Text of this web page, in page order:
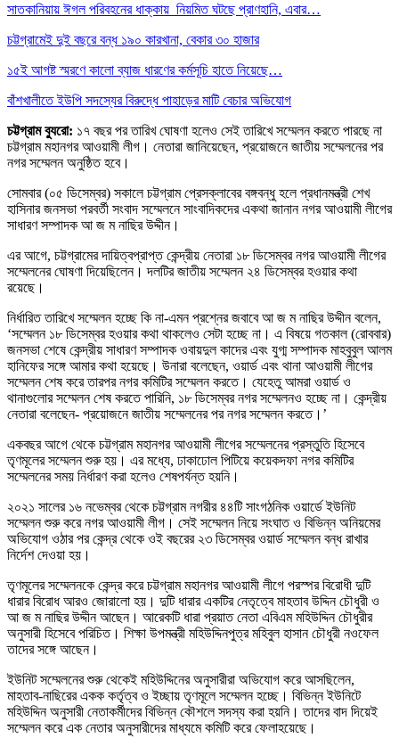
সাতকানিয়ায় ঈগল পরিবহনের ধাক্কায় নিয়মিত ঘটছে প্রাণহানি, এবার…
চট্টগ্রামেই দুই বছরে বন্ধ ১৯০ কারখানা, বেকার ৩০ হাজার
১৫ই আগষ্ট স্মরণে কালো ব্যাজ ধারণের কর্মসূচি হাতে নিয়েছে…
বাঁশখালীতে ইউপি সদস্যের বিরুদ্ধে পাহাড়ের মাটি বেচার অভিযোগ
চট্টগ্রাম ব্যুরো: ১৭ বছর পর তারিখ ঘোষণা হলেও সেই তারিখে সম্মেলন করতে পারছে না
চট্টগ্রাম মহানগর আওয়ামী লীগ। নেতারা জানিয়েছেন, প্রয়োজনে জাতীয় সম্মেলনের পর
নগর সম্মেলন অনুষ্ঠিত হবে।
সোমবার (০৫ ডিসেম্বর) সকালে চট্টগ্রাম প্রেসক্লাবের বঙ্গবন্ধু হলে প্রধানমন্ত্রী শেখ
হাসিনার জনসভা পরবর্তী সংবাদ সম্মেলনে সাংবাদিকদের একথা জানান নগর আওয়ামী লীগের
সাধারণ সম্পাদক আ জ ম নাছির উদ্দীন।
এর আগে, চট্টগ্রামের দায়িত্বপ্রাপ্ত কেন্দ্রীয় নেতারা ১৮ ডিসেম্বর নগর আওয়ামী লীগের
সম্মেলনের ঘোষণা দিয়েছিলেন। দলটির জাতীয় সম্মেলন ২৪ ডিসেম্বর হওয়ার কথা
রয়েছে।
নির্ধারিত তারিখে সম্মেলন হচ্ছে কি না-এমন প্রশ্নের জবাবে আ জ ম নাছির উদ্দীন বলেন,
‘সম্মেলন ১৮ ডিসেম্বর হওয়ার কথা থাকলেও সেটা হচ্ছে না। এ বিষয়ে গতকাল (রোববার)
জনসভা শেষে কেন্দ্রীয় সাধারণ সম্পাদক ওবায়দুল কাদের এবং যুগ্ম সম্পাদক মাহবুবুল আলম
হানিফের সঙ্গে আমার কথা হয়েছে। উনারা বলেছেন, ওয়ার্ড এবং থানা আওয়ামী লীগের
সম্মেলন শেষ করে তারপর নগর কমিটির সম্মেলন করতে। যেহেতু আমরা ওয়ার্ড ও
থানাগুলোর সম্মেলন শেষ করতে পারিনি, ১৮ ডিসেম্বর নগর সম্মেলনও হচ্ছে না। কেন্দ্রীয়
নেতারা বলেছেন- প্রয়োজনে জাতীয় সম্মেলনের পর নগর সম্মেলন করতে।’
একবছর আগে থেকে চট্টগ্রাম মহানগর আওয়ামী লীগের সম্মেলনের প্রস্তুতি হিসেবে
তৃণমূলের সম্মেলন শুরু হয়। এর মধ্যে, ঢাকাঢোল পিটিয়ে কয়েকদফা নগর কমিটির
সম্মেলনের সময় নির্ধারণ করা হলেও শেষপর্যন্ত হয়নি।
২০২১ সালের ১৬ নভেম্বর থেকে চট্টগ্রাম নগরীর ৪৪টি সাংগঠনিক ওয়ার্ডে ইউনিট
সম্মেলন শুরু করে নগর আওয়ামী লীগ। সেই সম্মেলন নিয়ে সংঘাত ও বিভিন্ন অনিয়মের
অভিযোগ ওঠার পর কেন্দ্র থেকে ওই বছরের ২৩ ডিসেম্বর ওয়ার্ড সম্মেলন বন্ধ রাখার
নির্দেশ দেওয়া হয়।
তৃণমূলের সম্মেলনকে কেন্দ্র করে চট্টগ্রাম মহানগর আওয়ামী লীগে পরস্পর বিরোধী দুটি
ধারার বিরোধ আরও জোরালো হয়। দুটি ধারার একটির নেতৃত্বে মাহতাব উদ্দিন চৌধুরী ও
আ জ ম নাছির উদ্দীন আছেন। আরেকটি ধারা প্রয়াত নেতা এবিএম মহিউদ্দিন চৌধুরীর
অনুসারী হিসেবে পরিচিত। শিক্ষা উপমন্ত্রী মহিউদ্দিনপুত্র মহিবুল হাসান চৌধুরী নওফেল
তাদের সঙ্গে আছেন।
ইউনিট সম্মেলনের শুরু থেকেই মহিউদ্দিনের অনুসারীরা অভিযোগ করে আসছিলেন,
মাহতাব-নাছিরের একক কর্তৃত্ব ও ইচ্ছায় তৃণমূলে সম্মেলন হচ্ছে। বিভিন্ন ইউনিটে
মহিউদ্দিন অনুসারী নেতাকর্মীদের বিভিন্ন কৌশলে সদস্য করা হয়নি। তাদের বাদ দিয়েই
সম্মেলন করে এক নেতার অনুসারীদের মাধ্যমে কমিটি করে ফেলাহয়েছে।